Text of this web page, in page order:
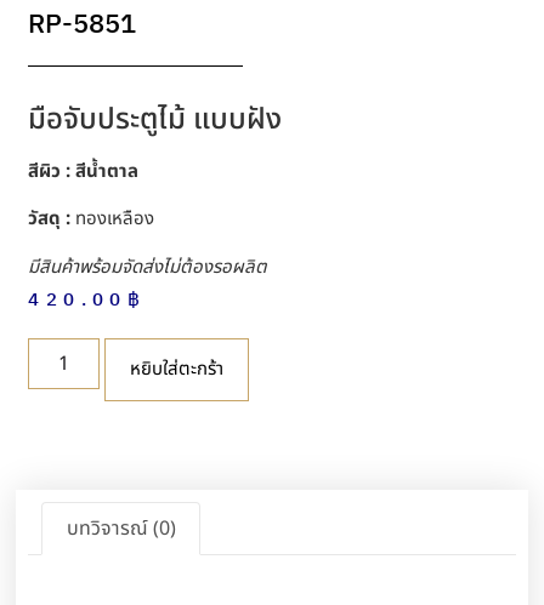
RP-5851
มือจับประตูไม้ แบบฝัง
สีผิว : สีน้ำตาล
วัสดุ : ทองเหลือง
มีสินค้าพร้อมจัดส่งไม่ต้องรอผลิต
420.00 ฿
หยิบใส่ตะกร้า
บทวิจารณ์ (0)